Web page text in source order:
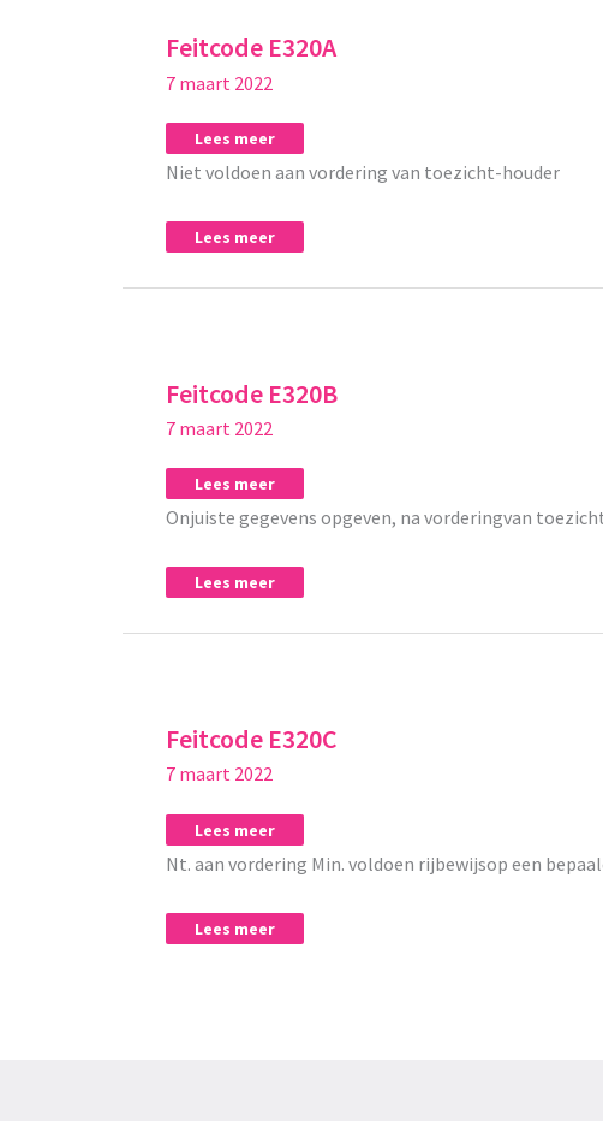
Feitcode E320A
7 maart 2022
Lees meer
Niet voldoen aan vordering van toezicht-houder
Lees meer
Feitcode E320B
7 maart 2022
Lees meer
Onjuiste gegevens opgeven, na vorderingvan
Lees meer
Feitcode E320C
7 maart 2022
Lees meer
Nt. aan vordering Min. voldoen rijbewijsop een
Lees meer